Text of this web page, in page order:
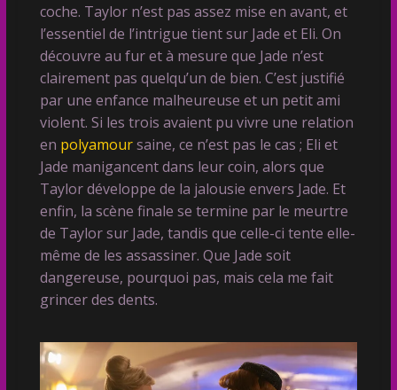
coche. Taylor n’est pas assez mise en avant, et
l’essentiel de l’intrigue tient sur Jade et Eli. On
découvre au fur et à mesure que Jade n’est
clairement pas quelqu’un de bien. C’est justifié
par une enfance malheureuse et un petit ami
violent. Si les trois avaient pu vivre une relation
en polyamoursaine, ce n’est pas le cas ; Eli et
Jade manigancent dans leur coin, alors que
Taylor développe de la jalousie envers Jade. Et
enfin, la scène finale se termine par le meurtre
de Taylor sur Jade, tandis que celle-ci tente elle-
même de les assassiner. Que Jade soit
dangereuse, pourquoi pas, mais cela me fait
grincer des dents.